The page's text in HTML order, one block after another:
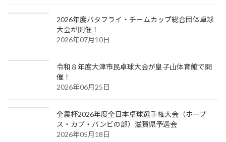
2026年度バタフライ・チームカップ総合団体卓球
大会が開催！
2026年07月10日
令和８年度大津市民卓球大会が皇子山体育館で開
催！
2026年06月25日
全農杯2026年度全日本卓球選手権大会（ホープ
ス・カブ・バンビの部）滋賀県予選会
2026年05月18日